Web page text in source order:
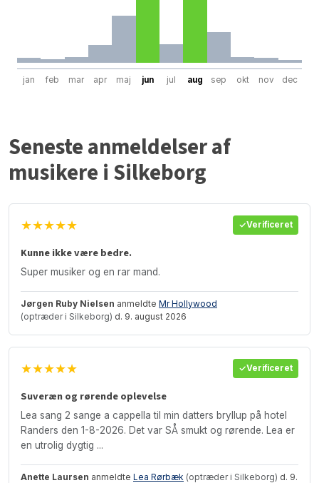
jan feb mar apr maj jun jul aug sep okt nov dec
Seneste anmeldelser af
musikere i Silkeborg
★★★★★ Verificeret
Kunne ikke være bedre.
Super musiker og en rar mand.
Jørgen Ruby Nielsen anmeldte Mr Hollywood
(optræder i Silkeborg) d. 9. august 2026
★★★★★ Verificeret
Suveræn og rørende oplevelse
Lea sang 2 sange a cappella til min datters bryllup på hotel
Randers den 1-8-2026. Det var SÅ smukt og rørende. Lea er
en utrolig dygtig ...
Anette Laursen anmeldte Lea Rørbæk (optræder i Silkeborg) d. 9.